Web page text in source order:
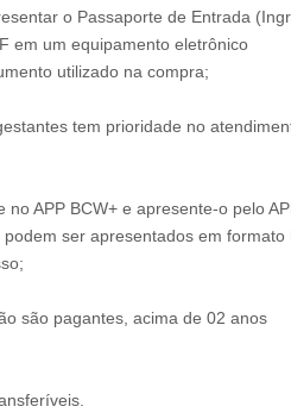
o Passaporte de Entrada
em um equipamento eletrônico
utilizado na compra;
tem prioridade no
APP BCW+ e apresente-o pelo
ser apresentados em formato
são pagantes, acima de 02 anos